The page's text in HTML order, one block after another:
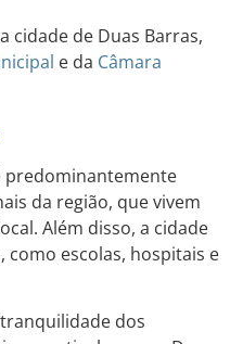
cidade de Duas Barras,
e da Câmara
predominantemente
da região, que vivem
Além disso, a cidade
como escolas, hospitais e
dos